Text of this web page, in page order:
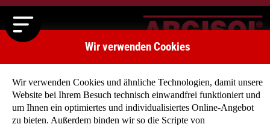
Wir verwenden Cookies
Wir verwenden Cookies und ähnliche Technologien, damit unsere
Website bei Ihrem Besuch technisch einwandfrei funktioniert und
um Ihnen ein optimiertes und individualisiertes Online-Angebot
zu bieten. Außerdem binden wir so die Scripte von